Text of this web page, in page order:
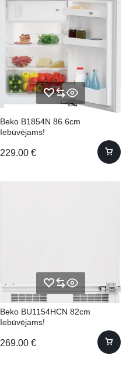
Beko B1854N 86.6cm
Iebūvējams!
229.00 €
Beko BU1154HCN 82cm
Iebūvējams!
269.00 €